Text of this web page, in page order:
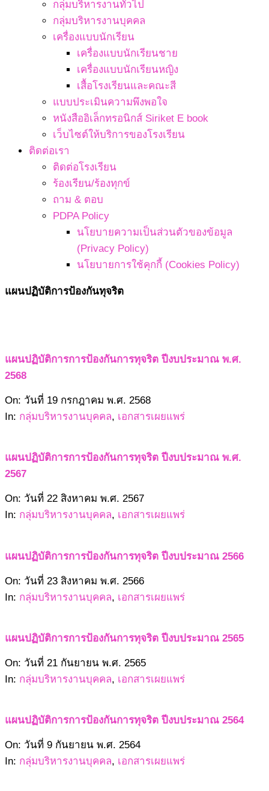
กลุ่มบริหารงานทั่วไป
กลุ่มบริหารงานบุคคล
เครื่องแบบนักเรียน
เครื่องแบบนักเรียนชาย
เครื่องแบบนักเรียนหญิง
เสื้อโรงเรียนและคณะสี
แบบประเมินความพึงพอใจ
หนังสืออิเล็กทรอนิกส์ Siriket E book
เว็บไซต์ให้บริการของโรงเรียน
ติดต่อเรา
ติดต่อโรงเรียน
ร้องเรียน/ร้องทุกข์
ถาม & ตอบ
PDPA Policy
นโยบายความเป็นส่วนตัวของข้อมูล
(Privacy Policy)
นโยบายการใช้คุกกี้ (Cookies Policy)
แผนปฏิบัติการป้องกันทุจริต
แผนปฏิบัติการการป้องกันการทุจริต ปีงบประมาณ พ.ศ.
2568
2568-
07-
On: วันที่ 19 กรกฎาคม พ.ศ. 2568
In: กลุ่มบริหารงานบุคคล, เอกสารเผยแพร่
แผนปฏิบัติการการป้องกันการทุจริต ปีงบประมาณ พ.ศ.
2567
2567-
08-
On: วันที่ 22 สิงหาคม พ.ศ. 2567
In: กลุ่มบริหารงานบุคคล, เอกสารเผยแพร่
แผนปฏิบัติการการป้องกันการทุจริต ปีงบประมาณ 2566
2566-
08-
On: วันที่ 23 สิงหาคม พ.ศ. 2566
In: กลุ่มบริหารงานบุคคล, เอกสารเผยแพร่
แผนปฏิบัติการการป้องกันการทุจริต ปีงบประมาณ 2565
2565-
09-
On: วันที่ 21 กันยายน พ.ศ. 2565
In: กลุ่มบริหารงานบุคคล, เอกสารเผยแพร่
แผนปฏิบัติการการป้องกันการทุจริต ปีงบประมาณ 2564
2564-
09-
On: วันที่ 9 กันยายน พ.ศ. 2564
In: กลุ่มบริหารงานบุคคล, เอกสารเผยแพร่